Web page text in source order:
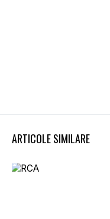
ARTICOLE SIMILARE